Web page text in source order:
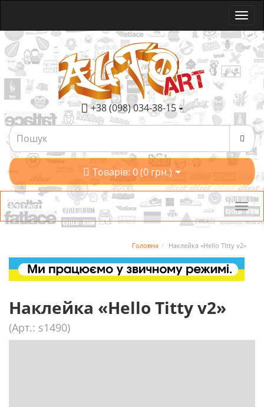
+38 (098) 034-38-15
Товарів: 0 (0 грн.)
Категорії
Головна Наклейка «Hello Titty v2»
Наклейка «Hello Titty v2»
(Арт.: s1490)